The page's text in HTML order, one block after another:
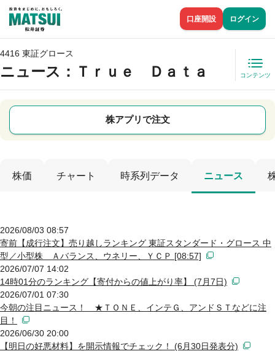
口座開設 ログイン
4416 東証グロース
ニュース ：Ｔｒｕｅ Ｄａｔａ コンテンツ
株アプリで注文
株価 チャート 時系列データ ニュース
2026/08/03 08:57
寄前【成行注文】売り越しランキング 東証スタンダード・グロース 中
型／小型株 Ａバランス、ウネリー、ＹＣＰ [08:57]
2026/07/07 14:02
14時01分のランキング【寄付からの値上がり率】 (7月7日)
2026/07/01 07:30
今朝の注目ニュース！ ★ＴＯＮＥ、インテＧ、アンドＳＴなどに注
目！
2026/06/30 20:00
【明日の好悪材料】を開示情報でチェック！ (6月30日発表分)